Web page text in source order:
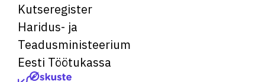
Kutseregister
Haridus- ja
Teadusministeerium
Eesti Töötukassa